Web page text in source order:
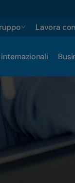
Lavora